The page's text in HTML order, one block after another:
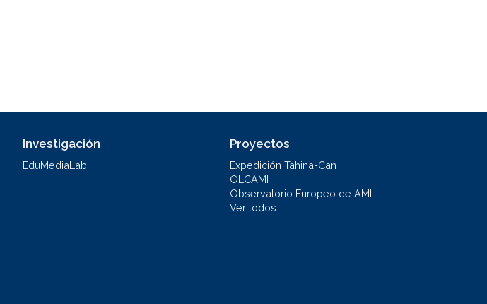
Investigación
EduMediaLab
Proyectos
Expedición Tahina-Can
OLCAMI
Observatorio Europeo de AMI
Ver todos